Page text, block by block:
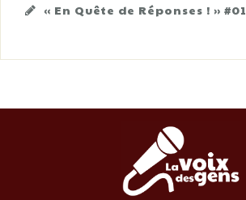
« En Quête de Réponses ! » #01